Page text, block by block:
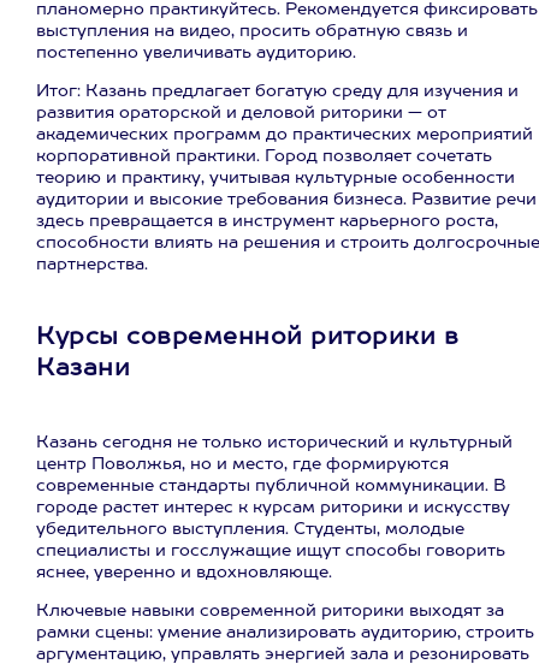
планомерно практикуйтесь. Рекомендуется фиксировать
выступления на видео, просить обратную связь и
постепенно увеличивать аудиторию.
Итог: Казань предлагает богатую среду для изучения и
развития ораторской и деловой риторики — от
академических программ до практических мероприятий
корпоративной практики. Город позволяет сочетать
теорию и практику, учитывая культурные особенности
аудитории и высокие требования бизнеса. Развитие речи
здесь превращается в инструмент карьерного роста,
способности влиять на решения и строить долгосрочные
партнерства.
Курсы современной риторики в
Казани
Казань сегодня не только исторический и культурный
центр Поволжья, но и место, где формируются
современные стандарты публичной коммуникации. В
городе растет интерес к курсам риторики и искусству
убедительного выступления. Студенты, молодые
специалисты и госслужащие ищут способы говорить
яснее, уверенно и вдохновляюще.
Ключевые навыки современной риторики выходят за
рамки сцены: умение анализировать аудиторию, строить
аргументацию, управлять энергией зала и резонировать